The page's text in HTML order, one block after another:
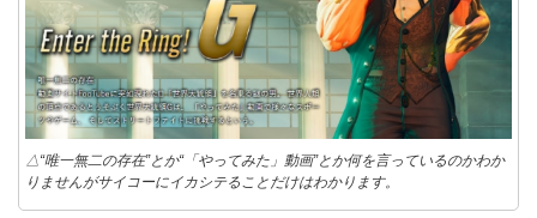
△“唯一無二の存在”とか“「やってみた」動画”とか何を言っているのかわか
りませんがサイコーにイカシテることだけはわかります。